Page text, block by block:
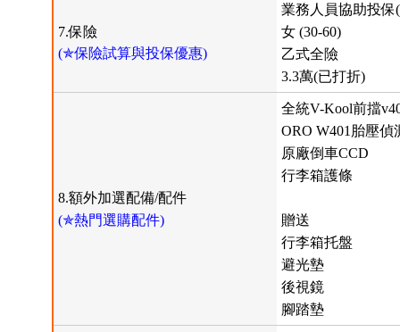
7.保險
(✯保險試算與投保優惠)
業務人員協助投保
女 (30-60)
乙式全險
3.3萬(已打折)
8.額外加選配備/配件
(✯熱門選購配件)
全統V-Kool前擋
ORO W401胎壓偵
原廠倒車CCD
行李箱護條
贈送
行李箱托盤
避光墊
後視鏡
腳踏墊